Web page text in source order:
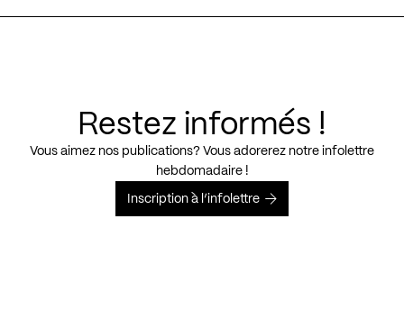
Restez informés !
Vous aimez nos publications? Vous adorerez notre infolettre
hebdomadaire !
Inscription à l’infolettre